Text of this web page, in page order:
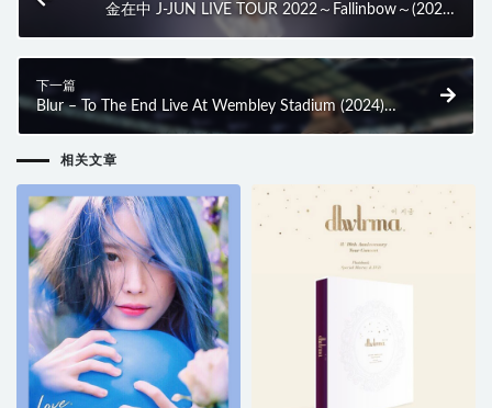
金在中 J-JUN LIVE TOUR 2022～Fallinbow～(2023)
下一篇
Blur – To The End Live At Wembley Stadium (2024)
BD蓝光原盘 34.9G
相关文章